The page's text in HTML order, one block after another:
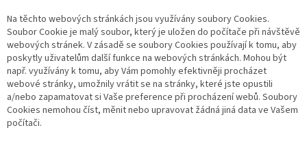
Na těchto webových stránkách jsou využívány soubory Cookies.
Soubor Cookie je malý soubor, který je uložen do počítače při návštěvě
webových stránek. V zásadě se soubory Cookies používají k tomu, aby
poskytly uživatelům další funkce na webových stránkách. Mohou být
např. využívány k tomu, aby Vám pomohly efektivněji procházet
webové stránky, umožnily vrátit se na stránky, které jste opustili
a/nebo zapamatovat si Vaše preference při procházení webů. Soubory
Cookies nemohou číst, měnit nebo upravovat žádná jiná data ve Vašem
počítači.